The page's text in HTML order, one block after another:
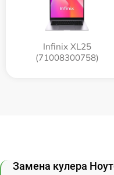
Infinix XL25
(71008300758)
Замена кулера